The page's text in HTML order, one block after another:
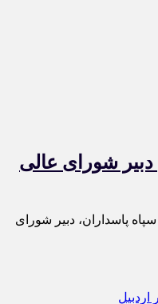
شورای عالی
پاسداران، دبیر شورای